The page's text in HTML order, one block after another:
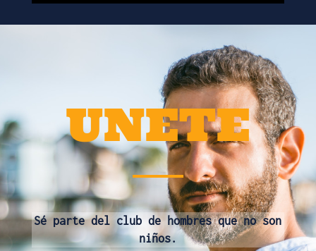
UNETE
Sé parte del club de hombres que no son
niños.